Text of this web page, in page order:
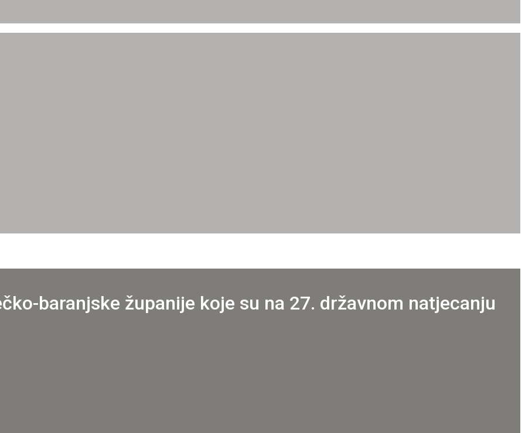
baranjske županije koje su na 27. državnom natjecanju